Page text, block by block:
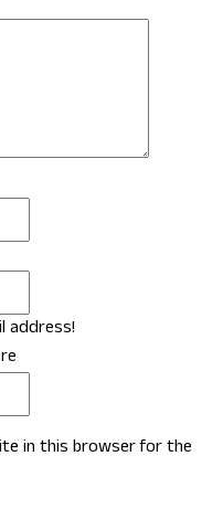
address!
in this browser for the